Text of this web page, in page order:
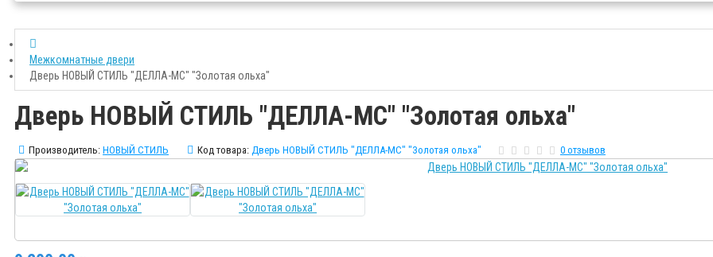
Межкомнатные двери
Дверь НОВЫЙ СТИЛЬ "ДЕЛЛА-МС" "Золотая ольха"
Дверь НОВЫЙ СТИЛЬ "ДЕЛЛА-МС" "Золотая ольха"
Производитель: НОВЫЙ СТИЛЬ Код товара: Дверь НОВЫЙ СТИЛЬ "ДЕЛЛА-МС" "Золотая ольха" 0 отзывов